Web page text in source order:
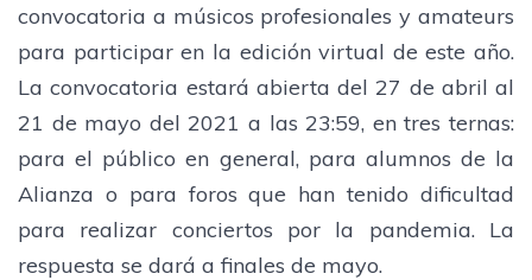
convocatoria a músicos profesionales y amateurs
para participar en la edición virtual de este año.
La convocatoria estará abierta del 27 de abril al
21 de mayo del 2021 a las 23:59, en tres ternas:
para el público en general, para alumnos de la
Alianza o para foros que han tenido dificultad
para realizar conciertos por la pandemia. La
respuesta se dará a finales de mayo.